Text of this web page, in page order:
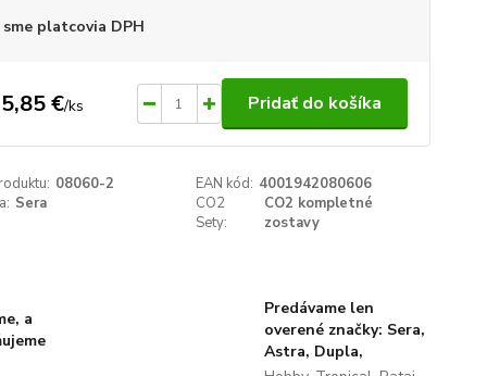
sme platcovia DPH
€/ks Pridať do košíka
08060-2 EAN kód: 4001942080606
Sera
CO2
Sety:
CO2 kompletné
zostavy
a
Predávame len
overené značky: Sera,
Astra, Dupla,